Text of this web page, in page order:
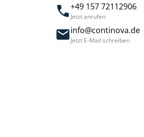
+49 157 72112906
Jetzt anrufen
info@continova.de
Jetzt E-Mail schreiben